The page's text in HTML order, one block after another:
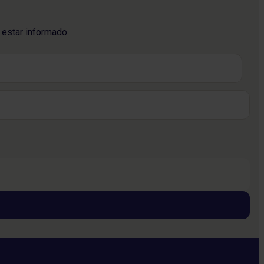
informado.